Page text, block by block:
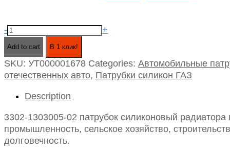
3302-
патрубок
силиконовый
газ
3302
(дв.
крайслер)
нижний
- +
Add to cart В 1 клик!
SKU: УТ000001678 Categories: Автомобильные
отечественных авто, Патрубки силикон ГАЗ
Description
3302-1303005-02 патрубок силиконовый
промышленность, сельское хозяйство,
долговечность.